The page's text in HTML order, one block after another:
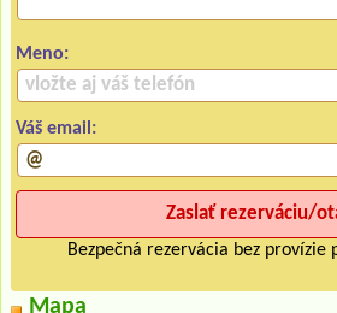
Meno:
Váš email:
Bezpečná rezervácia bez
Mapa